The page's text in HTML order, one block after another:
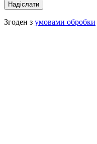
Надіслати
Згоден з умовами обробки